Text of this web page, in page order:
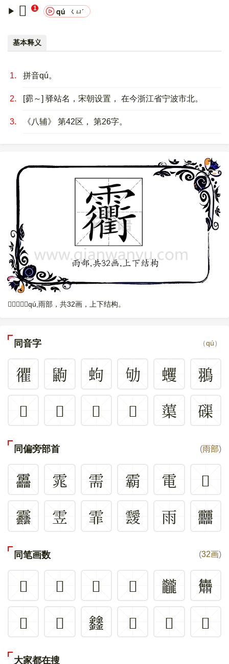
〔𩇐〕字的异体字是 衢。
𩇐 1 qú ㄑㄩˊ
基本释义
1. 拼音qú。
2. [霩～] 驿站名，宋朝设置， 在今浙江省宁波市北。
3. 《八辅》 第42区， 第26字。
𩇐，读音是qú,雨部，共32画，上下结构。
同音字 （qú）
忂 鼩 蚼 劬 蠼
翵
𠣪
𦄽 𧄒 𩇐 蕖 磲
同偏旁部首 (雨部)
靐 雿 需 霸 電
𩇔
䨺
雴 霏 靉 雨 䨻
同笔画数 (32画)
𣡽 𨷾 𣡾 𩁴 龖
䨊
𪚁
𥸤 𨰻 𡿥 𢺴 𩽵
大家都在搜